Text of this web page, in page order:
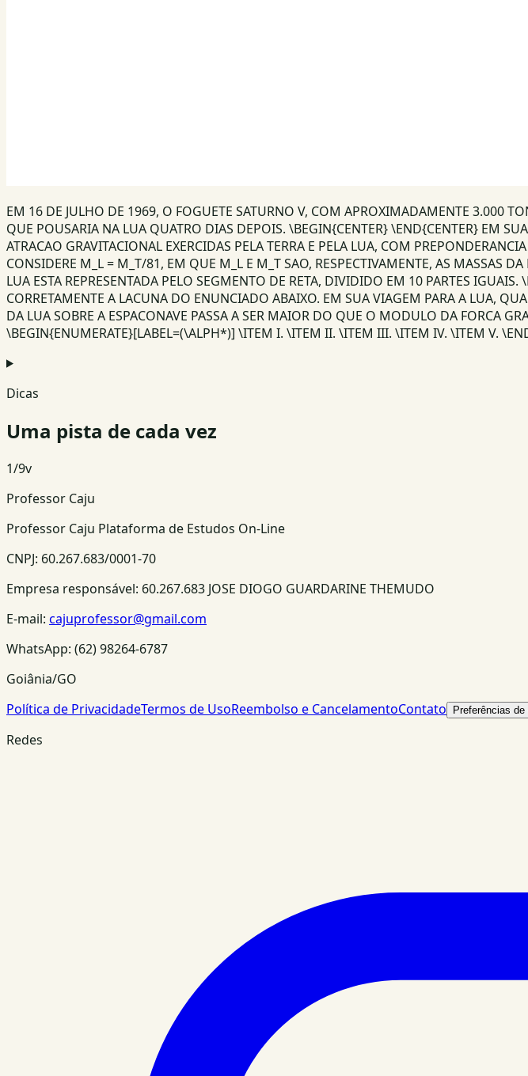
EM 16 DE JULHO DE 1969, O FOGUETE SATURNO V, COM APROXIMADAMENTE 3.000
QUE POUSARIA NA LUA QUATRO DIAS DEPOIS. \BEGIN{CENTER} \END{CENTER} EM
ATRACAO GRAVITACIONAL EXERCIDAS PELA TERRA E PELA LUA, COM
CONSIDERE M_L = M_T/81, EM QUE M_L E M_T SAO, RESPECTIVAMENTE, AS MASSAS
LUA ESTA REPRESENTADA PELO SEGMENTO DE RETA, DIVIDIDO EM 10 PARTES
CORRETAMENTE A LACUNA DO ENUNCIADO ABAIXO. EM SUA VIAGEM PARA A LUA,
DA LUA SOBRE A ESPACONAVE PASSA A SER MAIOR DO QUE O MODULO DA FORCA
\BEGIN{ENUMERATE}[LABEL=(\ALPH*)] \ITEM I. \ITEM II. \ITEM III. \ITEM IV. \ITEM V.
Dicas
Uma pista de cada vez
1/9v
Professor Caju
Professor Caju Plataforma de Estudos On-Line
CNPJ: 60.267.683/0001-70
Empresa responsável: 60.267.683 JOSE DIOGO GUARDARINE THEMUDO
E-mail: cajuprofessor@gmail.com
WhatsApp: (62) 98264-6787
Goiânia/GO
Política de PrivacidadeTermos de UsoReembolso e CancelamentoContato Preferências de
Redes